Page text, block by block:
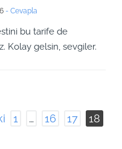
- Cevapla
bu tarife de
Kolay gelsin, sevgiler.
1 … 16 17 18